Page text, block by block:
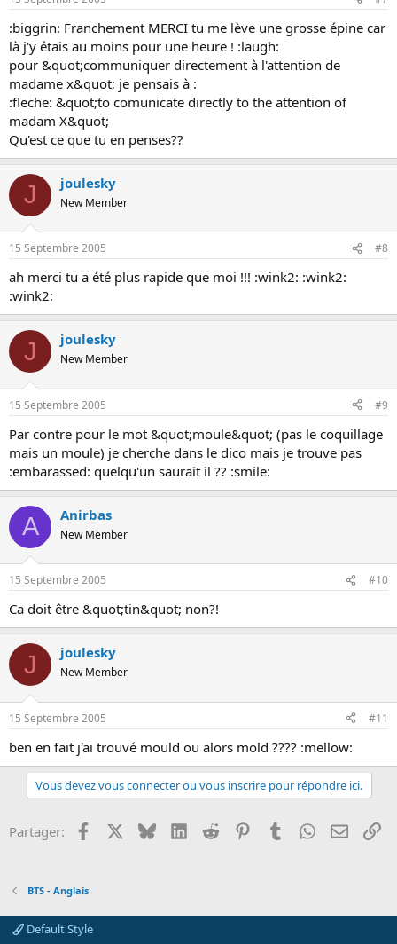
:biggrin: Franchement MERCI tu me lève une grosse épine car
là j'y étais au moins pour une heure ! :laugh:
pour &quot;communiquer directement à l'attention de
madame x&quot; je pensais à :
:fleche: &quot;to comunicate directly to the attention of
madam X&quot;
Qu'est ce que tu en penses??
J joulesky
New Member
15 Septembre 2005 #8
ah merci tu a été plus rapide que moi !!! :wink2: :wink2:
:wink2:
J joulesky
New Member
15 Septembre 2005 #9
Par contre pour le mot &quot;moule&quot; (pas le coquillage
mais un moule) je cherche dans le dico mais je trouve pas
:embarassed: quelqu'un saurait il ?? :smile:
A Anirbas
New Member
15 Septembre 2005 #10
Ca doit être &quot;tin&quot; non?!
J joulesky
New Member
15 Septembre 2005 #11
ben en fait j'ai trouvé mould ou alors mold ???? :mellow:
Vous devez vous connecter ou vous inscrire pour répondre ici.
Partager: Facebook BlueskyLinkedInReddit PinterestTumblrWhatsApp
Email
BTS - Anglais
Default Style